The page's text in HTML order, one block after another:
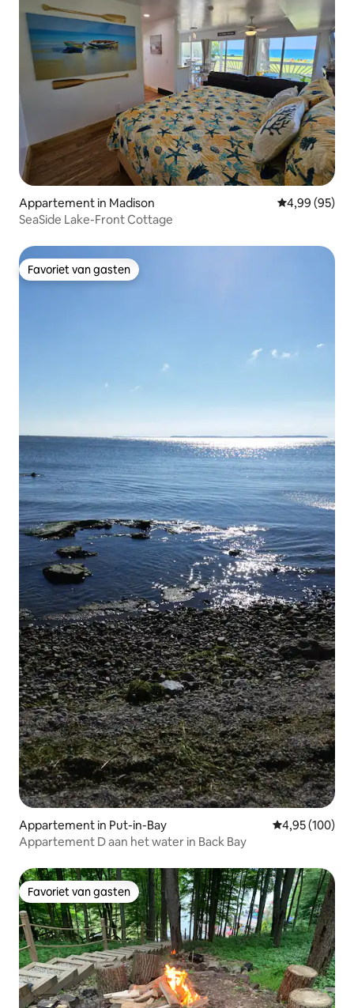
Appartement in Madison Gemiddelde
4,99 (95)
SeaSide Lake-Front Cottage
Favoriet van gasten
Favoriet van gasten
Appartement in Put-in-Bay Gemiddelde
4,95 (100)
Appartement D aan het water in Back Bay
Favoriet van gasten
Favoriet van gasten